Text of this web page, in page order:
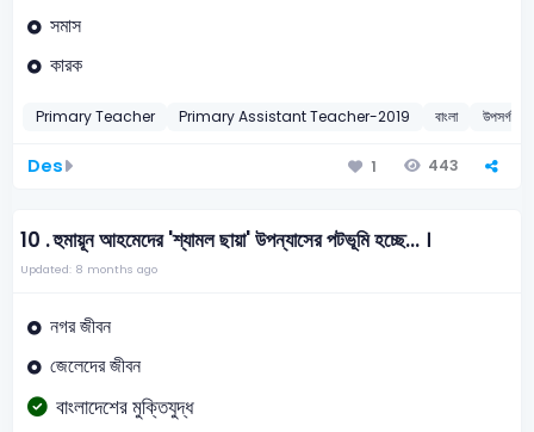
সমাস
কারক
Primary Teacher Primary Assistant Teacher-2019 বাংলা উপসর্গ
Des 1 443
10 .হুমায়ূন আহমেদের 'শ্যামল ছায়া' উপন্যাসের পটভূমি হচ্ছে... ।
Updated: 8 months ago
নগর জীবন
জেলেদের জীবন
বাংলাদেশের মুক্তিযুদ্ধ